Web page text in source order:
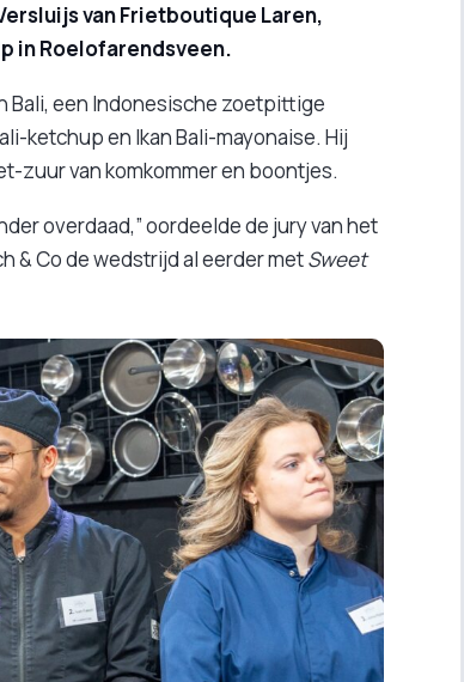
van Frietboutique Laren,
in Roelofarendsveen.
Bali, een Indonesische zoetpittige
ketchup en Ikan Bali-mayonaise. Hij
zuur van komkommer en boontjes.
overdaad,” oordeelde de jury van het
& Co de wedstrijd al eerder metSweet